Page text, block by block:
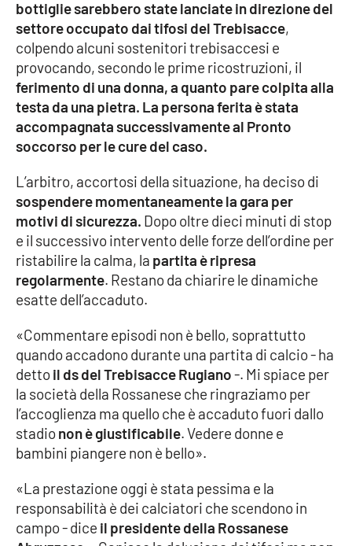
Cultura
Economia e Lavoro
Politica
Sanità
Società
Sport
RUBRICHE
Parchi Marini Calabria
Leggendo Alvaro insieme
Imprese Di Calabria
Venti di comunicazione
bottiglie sarebbero state lanciate in direzione del
settore occupato dai tifosi del Trebisacce,
colpendo alcuni sostenitori trebisaccesi e
provocando, secondo le prime ricostruzioni, il
ferimento di una donna, a quanto pare colpita alla
testa da una pietra. La persona ferita è stata
accompagnata successivamente al Pronto
soccorso per le cure del caso.
L’arbitro, accortosi della situazione, ha deciso di
sospendere momentaneamente la gara per
motivi di sicurezza. Dopo oltre dieci minuti di stop
e il successivo intervento delle forze dell’ordine per
ristabilire la calma, la partita è ripresa
regolarmente. Restano da chiarire le dinamiche
esatte dell’accaduto.
«Commentare episodi non è bello, soprattutto
quando accadono durante una partita di calcio - ha
dettoil ds del Trebisacce Rugiano-. Mi spiace per
la società della Rossanese che ringraziamo per
l’accoglienza ma quello che è accaduto fuori dallo
stadionon è giustificabile. Vedere donne e
bambini piangere non è bello».
«La prestazione oggi è stata pessima e la
responsabilità è dei calciatori che scendono in
campo - dice il presidente della Rossanese